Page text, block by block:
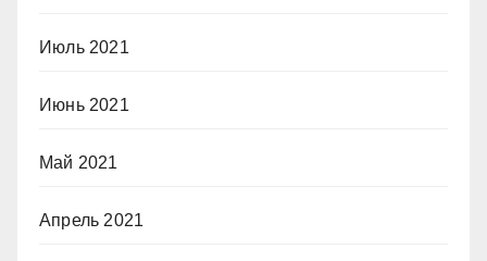
Июль 2021
Июнь 2021
Май 2021
Апрель 2021